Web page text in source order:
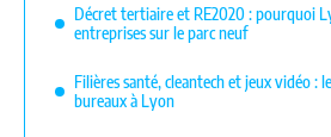
Décret tertiaire et RE2020 : pourquoi
entreprises sur le parc neuf
Filières santé, cleantech et jeux vidéo :
bureaux à Lyon